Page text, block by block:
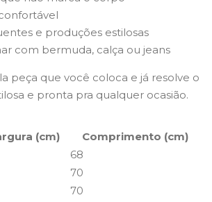
e produções estilosas
com bermuda, calça ou jeans
peça que você coloca e já resolve o
e pronta pra qualquer ocasião.
(cm)
Comprimento (cm)
68
70
70